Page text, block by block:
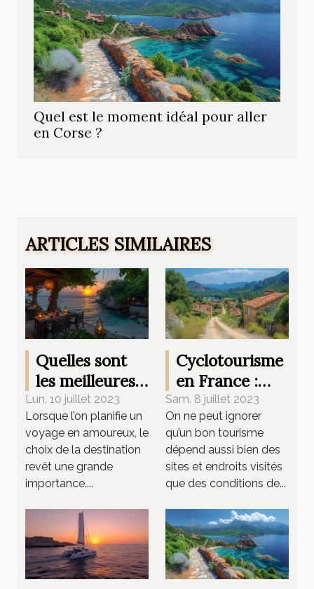
Quel est le moment idéal pour aller
en Corse ?
ARTICLES SIMILAIRES
Quelles sont
les meilleures
destinations de
voyage en
amoureux
Lun. 10 juillet 2023
Lorsque l’on planifie un
voyage en amoureux, le
choix de la destination
revêt une grande
importance....
Cyclotourisme
en France :
Quels sont les
avantages
d’une
randonnée à
vélo ?
Sam. 8 juillet 2023
On ne peut ignorer
qu’un bon tourisme
dépend aussi bien des
sites et endroits visités
que des conditions de...